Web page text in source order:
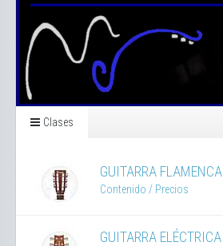
Clases
GUITARRA FLAMENCA
Contenido / Precios
GUITARRA ELÉCTRICA